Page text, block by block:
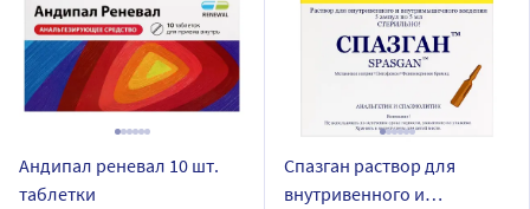
Андипал реневал 10 шт.
таблетки
Спазган раствор для
внутривенного и